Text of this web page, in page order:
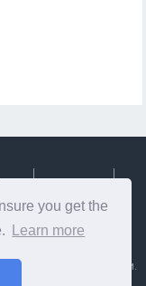
you get the
Learn more
за грижа за себе си.